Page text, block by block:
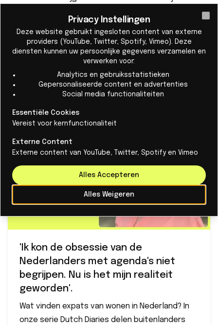
iets probeert te brengen dat nog niet volledig is
bewezen aan de wereld. Hier voelt het alsof er nooit
iemand zegt dat je idee nooit zal werken of dat het
geen zin heeft. In plaats daarvan is de houding
degene die dat concept verbetert en er uiteindelijk
voor zorgt dat het werkt.”
'Ik kon de obsessie van de
Nederlanders met agenda's niet
begrijpen. Nu is het mijn realiteit
geworden'.
Wat vinden expats van wonen in Nederland? In
onze serie Dutch Diaries delen buitenlanders
Privacy Instellingen
Deze website gebruikt ingesloten content van externe
providers (YouTube, Twitter, Spotify, Vimeo). Deze
diensten kunnen uw persoonlijke gegevens verzamelen en
verwerken voor:
Analytics en gebruiksstatistieken
Gepersonaliseerde content en advertenties
Social media functionaliteiten
Essentiële Cookies
Vereist voor kernfunctionaliteit
Externe Content
Externe content van YouTube, Twitter, Spotify en Vimeo
Alles Weigeren
Alles Accepteren